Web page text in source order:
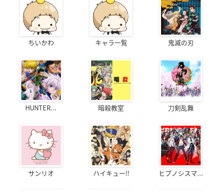
ちいかわ キャラ一覧 鬼滅の刃
HUNTER... 暗殺教室 刀剣乱舞
サンリオ ハイキュー!! ヒプノシスマ...